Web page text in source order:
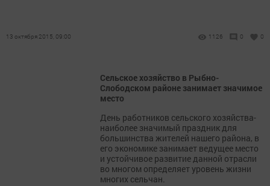
13 октября 2015, 09:00 1126 0 0
Сельское хозяйство в Рыбно-
Слободском районе занимает значимое
место
День работников сельского хозяйства-
наиболее значимый праздник для
большинства жителей нашего района, в
его экономике занимает ведущее место
и устойчивое развитие данной отрасли
во многом определяет уровень жизни
многих сельчан.